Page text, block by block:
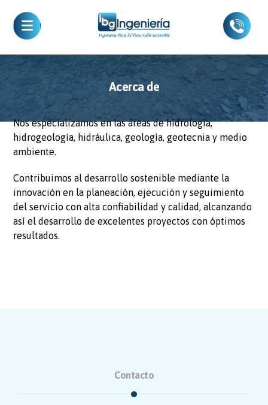
Acerca de
Nos especializamos en las áreas de hidrología,
hidrogeología, hidráulica, geología, geotecnia y medio
ambiente.
Contribuimos al desarrollo sostenible mediante la
innovación en la planeación, ejecución y seguimiento
del servicio con alta confiabilidad y calidad, alcanzando
así el desarrollo de excelentes proyectos con óptimos
resultados.
Contacto